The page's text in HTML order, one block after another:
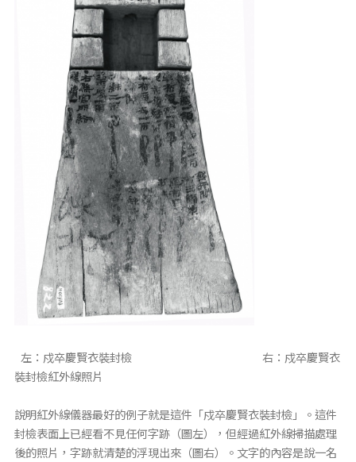
左：戍卒慶賢衣裝封檢 右：戍卒慶賢衣
裝封檢紅外線照片
說明紅外線儀器最好的例子就是這件「戍卒慶賢衣裝封檢」。這件
封檢表面上已經看不見任何字跡（圖左），但經過紅外線掃描處理
後的照片，字跡就清楚的浮現出來（圖右）。文字的內容是說一名